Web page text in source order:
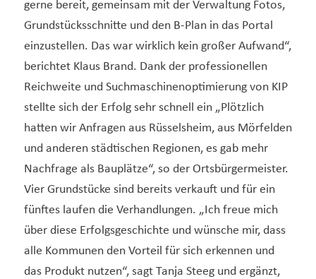
gerne bereit, gemeinsam mit der Verwaltung Fotos,
Grundstücksschnitte und den B-Plan in das Portal
einzustellen. Das war wirklich kein großer Aufwand“,
berichtet Klaus Brand. Dank der professionellen
Reichweite und Suchmaschinenoptimierung von KIP
stellte sich der Erfolg sehr schnell ein „Plötzlich
hatten wir Anfragen aus Rüsselsheim, aus Mörfelden
und anderen städtischen Regionen, es gab mehr
Nachfrage als Bauplätze“, so der Ortsbürgermeister.
Vier Grundstücke sind bereits verkauft und für ein
fünftes laufen die Verhandlungen. „Ich freue mich
über diese Erfolgsgeschichte und wünsche mir, dass
alle Kommunen den Vorteil für sich erkennen und
das Produkt nutzen“, sagt Tanja Steeg und ergänzt,